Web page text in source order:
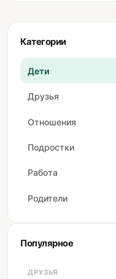
Категории
Дети
Друзья
Отношения
Подростки
Работа
Родители
Популярное
ДРУЗЬЯ